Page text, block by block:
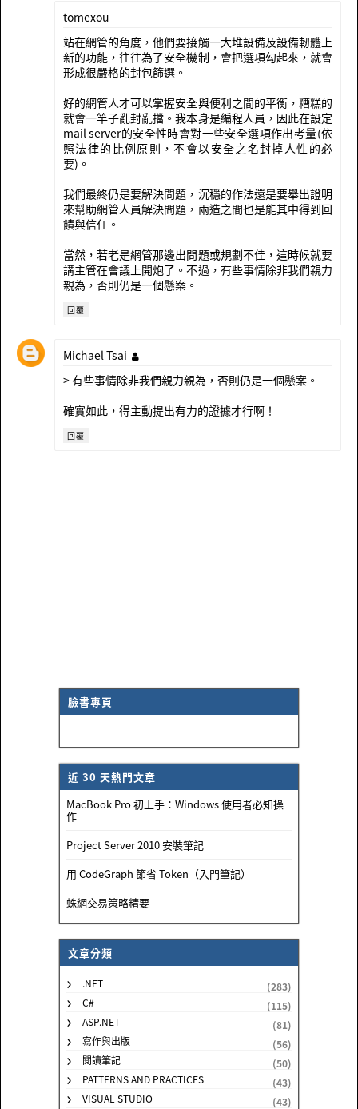
tomexou
站在網管的角度，他們要接觸一大堆設備及設備軔體上
新的功能，往往為了安全機制，會把選項勾起來，就會
形成很嚴格的封包篩選。
好的網管人才可以掌握安全與便利之間的平衡，糟糕的
就會一竿子亂封亂擋。我本身是編程人員，因此在設定
mail server的安全性時會對一些安全選項作出考量(依
照法律的比例原則，不會以安全之名封掉人性的必
要)。
我們最終仍是要解決問題，沉穩的作法還是要舉出證明
來幫助網管人員解決問題，兩造之間也是能其中得到回
饋與信任。
當然，若老是網管那邊出問題或規劃不佳，這時候就要
講主管在會議上開炮了。不過，有些事情除非我們親力
親為，否則仍是一個懸案。
回覆
Michael Tsai
> 有些事情除非我們親力親為，否則仍是一個懸案。
確實如此，得主動提出有力的證據才行啊！
回覆
臉書專頁
近 30 天熱門文章
MacBook Pro 初上手：Windows 使用者必知操
作
Project Server 2010 安裝筆記
用 CodeGraph 節省 Token（入門筆記）
蛛網交易策略精要
文章分類
.NET
(283)
C#
(115)
ASP.NET
(81)
寫作與出版
(56)
閱讀筆記
(50)
PATTERNS AND PRACTICES
(43)
VISUAL STUDIO
(43)